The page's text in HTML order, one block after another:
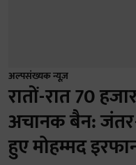
अल्पसंख्यक न्यूज़
रातों-रात 70
अचानक बैन: जंतर-
हुए मोहम्मद